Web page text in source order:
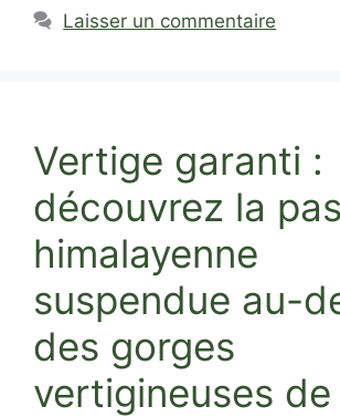
Laisser un commentaire
Vertige garanti :
découvrez la
himalayenne
suspendue au-
des gorges
vertigineuses de